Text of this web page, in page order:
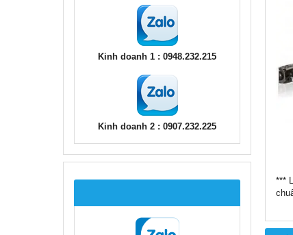
Kinh doanh 1 : 0948.232.215
Kinh doanh 2 : 0907.232.225
***